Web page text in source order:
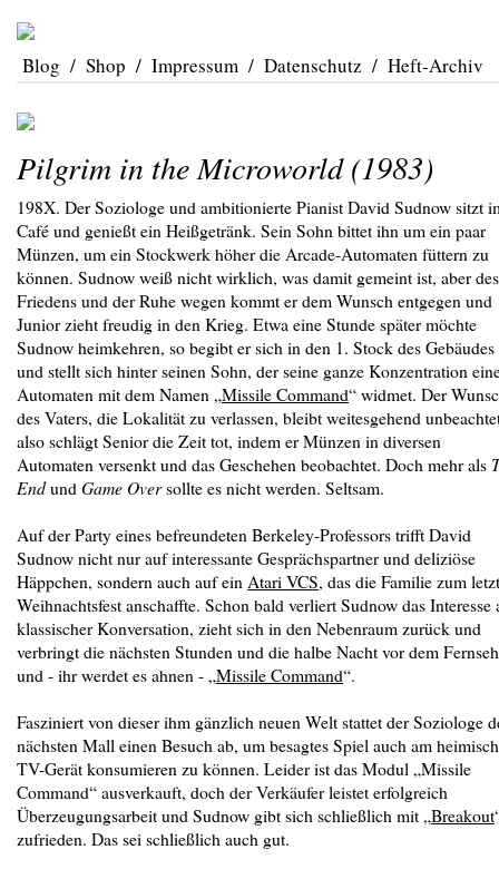
Blog / Shop / Impressum / Datenschutz / Heft-Archiv
Pilgrim in the Microworld (1983)
198X. Der Soziologe und ambitionierte Pianist David Sudnow sitzt
Café und genießt ein Heißgetränk. Sein Sohn bittet ihn um ein paar
Münzen, um ein Stockwerk höher die Arcade-Automaten füttern zu
können. Sudnow weiß nicht wirklich, was damit gemeint ist, aber des
Friedens und der Ruhe wegen kommt er dem Wunsch entgegen und
Junior zieht freudig in den Krieg. Etwa eine Stunde später möchte
Sudnow heimkehren, so begibt er sich in den 1. Stock des Gebäudes
und stellt sich hinter seinen Sohn, der seine ganze Konzentration
Automaten mit dem Namen „Missile Command“ widmet. Der
des Vaters, die Lokalität zu verlassen, bleibt weitesgehend
also schlägt Senior die Zeit tot, indem er Münzen in diversen
Automaten versenkt und das Geschehen beobachtet. Doch mehr als
Endund Game Oversollte es nicht werden. Seltsam.
Auf der Party eines befreundeten Berkeley-Professors trifft David
Sudnow nicht nur auf interessante Gesprächspartner und deliziöse
Häppchen, sondern auch auf ein Atari VCS, das die Familie zum
Weihnachtsfest anschaffte. Schon bald verliert Sudnow das Interesse
klassischer Konversation, zieht sich in den Nebenraum zurück und
verbringt die nächsten Stunden und die halbe Nacht vor dem
und - ihr werdet es ahnen - „Missile Command“.
Fasziniert von dieser ihm gänzlich neuen Welt stattet der Soziologe
nächsten Mall einen Besuch ab, um besagtes Spiel auch am
TV-Gerät konsumieren zu können. Leider ist das Modul „Missile
Command“ ausverkauft, doch der Verkäufer leistet erfolgreich
Überzeugungsarbeit und Sudnow gibt sich schließlich mit „Breakout
zufrieden. Das sei schließlich auch gut.